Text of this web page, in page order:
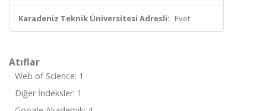
Karadeniz Teknik Üniversitesi Adresli: Evet
Atıflar
Web of Science: 1
Diğer İndeksler: 1